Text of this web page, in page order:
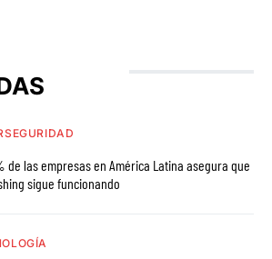
de las empresas en América Latina asegura que
sigue funcionando